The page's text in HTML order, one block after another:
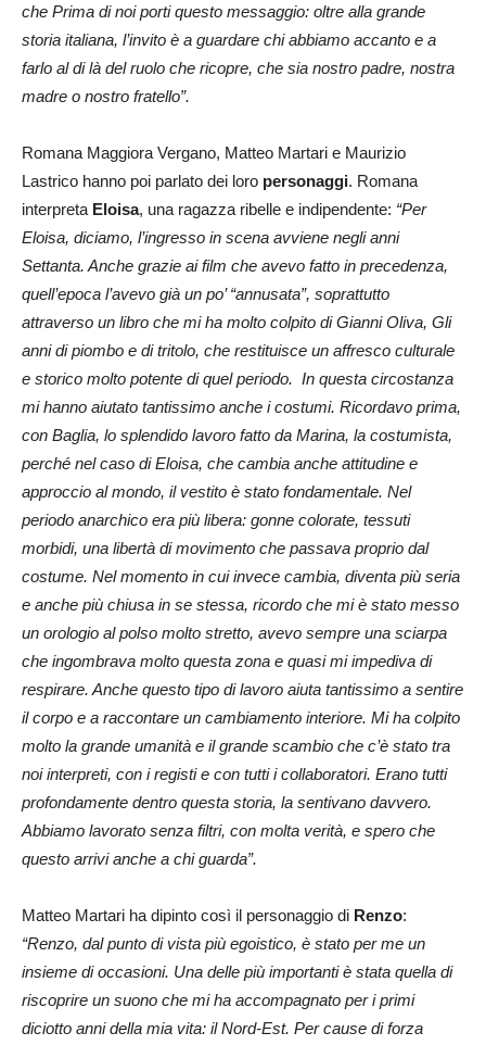
che Prima di noiporti questo messaggio: oltre alla grande
storia italiana, l’invito è a guardare chi abbiamo accanto e a
farlo al di là del ruolo che ricopre, che sia nostro padre, nostra
madre o nostro fratello”.
Romana Maggiora Vergano, Matteo Martari e Maurizio
Lastrico hanno poi parlato dei loro personaggi. Romana
interpreta Eloisa, una ragazza ribelle e indipendente: “Per
Eloisa, diciamo, l’ingresso in scena avviene negli anni
Settanta. Anche grazie ai film che avevo fatto in precedenza,
quell’epoca l’avevo già un po’ “annusata”, soprattutto
attraverso un libro che mi ha molto colpito di Gianni Oliva, Gli
anni di piombo e di tritolo, che restituisce un affresco culturale
e storico molto potente di quel periodo. In questa circostanza
mi hanno aiutato tantissimo anche i costumi. Ricordavo prima,
con Baglia, lo splendido lavoro fatto da Marina, la costumista,
perché nel caso di Eloisa, che cambia anche attitudine e
approccio al mondo, il vestito è stato fondamentale. Nel
periodo anarchico era più libera: gonne colorate, tessuti
morbidi, una libertà di movimento che passava proprio dal
costume. Nel momento in cui invece cambia, diventa più seria
e anche più chiusa in se stessa, ricordo che mi è stato messo
un orologio al polso molto stretto, avevo sempre una sciarpa
che ingombrava molto questa zona e quasi mi impediva di
respirare. Anche questo tipo di lavoro aiuta tantissimo a sentire
il corpo e a raccontare un cambiamento interiore. Mi ha colpito
molto la grande umanità e il grande scambio che c’è stato tra
noi interpreti, con i registi e con tutti i collaboratori. Erano tutti
profondamente dentro questa storia, la sentivano davvero.
Abbiamo lavorato senza filtri, con molta verità, e spero che
questo arrivi anche a chi guarda”.
Matteo Martari ha dipinto così il personaggio di Renzo:
“Renzo, dal punto di vista più egoistico, è stato per me un
insieme di occasioni. Una delle più importanti è stata quella di
riscoprire un suono che mi ha accompagnato per i primi
diciotto anni della mia vita: il Nord-Est. Per cause di forza